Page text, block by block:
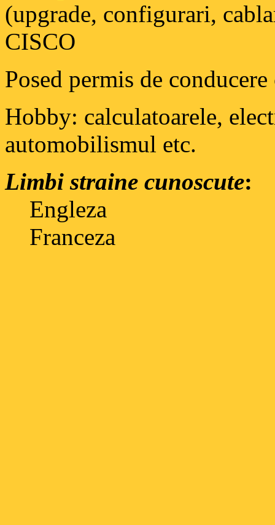
(upgrade, configurari,
CISCO
Posed permis de
Hobby: calculatoarele,
automobilismul etc.
Limbi straine cunoscute:
Engleza
Franceza